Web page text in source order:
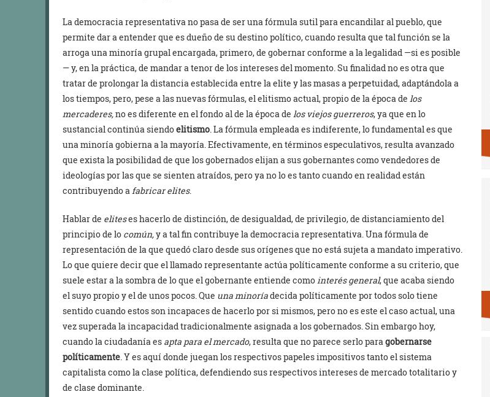
La democracia representativa no pasa de ser una fórmula sutil para encandilar al pueblo, que
permite dar a entender que es dueño de su destino político, cuando resulta que tal función se la
arroga una minoría grupal encargada, primero, de gobernar conforme a la legalidad —si es posible
— y, en la práctica, de mandar a tenor de los intereses del momento. Su finalidad no es otra que
tratar de prolongar la distancia establecida entre la elite y las masas a perpetuidad, adaptándola a
los tiempos, pero, pese a las nuevas fórmulas, el elitismo actual, propio de la época de los
mercaderes,no es diferente en el fondo al de la época de los viejos guerreros, ya que en lo
sustancial continúa siendoelitismo. La fórmula empleada es indiferente, lo fundamental es que
una minoría gobierna a la mayoría. Efectivamente, en términos especulativos, resulta avanzado
que exista la posibilidad de que los gobernados elijan a sus gobernantes como vendedores de
ideologías por las que se sienten atraídos, pero ya no lo es tanto cuando en realidad están
contribuyendo afabricar elites.
Hablar de eliteses hacerlo de distinción, de desigualdad, de privilegio, de distanciamiento del
principio de lo común,y a tal fin contribuye la democracia representativa. Una fórmula de
representación de la que quedó claro desde sus orígenes que no está sujeta a mandato imperativo.
Lo que quiere decir que el llamado representante actúa políticamente conforme a su criterio, que
suele estar a la sombra de lo que el gobernante entiende comointerés general, que acaba siendo
el suyo propio y el de unos pocos. Que una minoríadecida políticamente por todos solo tiene
sentido cuando estos son incapaces de hacerlo por si mismos, pero no es este el caso actual, una
vez superada la incapacidad tradicionalmente asignada a los gobernados. Sin embargo hoy,
cuando la ciudadanía es apta para el mercado, resulta que no parece serlo paragobernarse
políticamente. Y es aquí donde juegan los respectivos papeles impositivos tanto el sistema
capitalista como la clase política, defendiendo sus respectivos intereses de mercado totalitario y
de clase dominante.